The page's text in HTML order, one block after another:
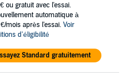
ou gratuit avec l'essai.
automatique à
mois après l'essai. Voir
d'éligibilité
Standard gratuitement